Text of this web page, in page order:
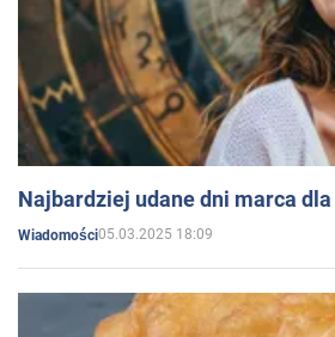
Najbardziej udane dni marca
Wiadomości05.03.2025 18:09